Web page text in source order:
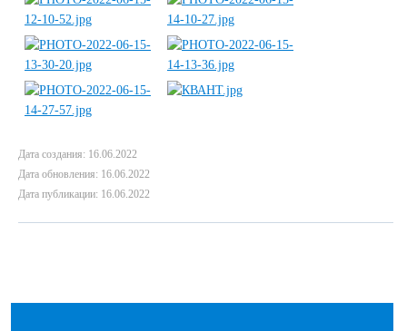
Дата создания: 16.06.2022
Дата обновления: 16.06.2022
Дата публикации: 16.06.2022